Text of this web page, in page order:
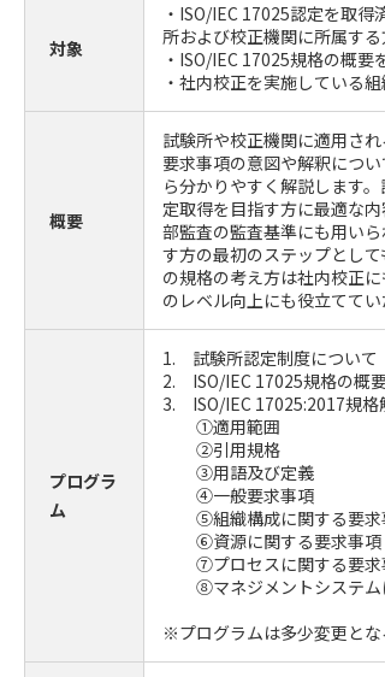
対象
・ISO/IEC 17025認定を取
所および校正機関に所属する方
・ISO/IEC 17025規格の概要
・社内校正を実施している
概要
試験所や校正機関に適用さ
要求事項の意図や解釈につ
ら分かりやすく解説します
定取得を目指す方に最適な
部監査の監査基準にも用い
す方の最初のステップとし
の規格の考え方は社内校正
のレベル向上にも役立ててい
プログラ
ム
1. 試験所認定制度について
2. ISO/IEC 17025規格の概要
3. ISO/IEC 17025:2017規格
①適用範囲
②引用規格
③用語及び定義
④一般要求事項
⑤組織構成に関する要求
⑥資源に関する要求事項
⑦プロセスに関する要求
⑧マネジメントシステム
※プログラムは多少変更と